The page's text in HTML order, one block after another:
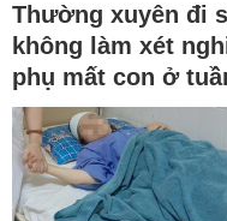
Thường xuyên đi
không làm xét
phụ mất con ở